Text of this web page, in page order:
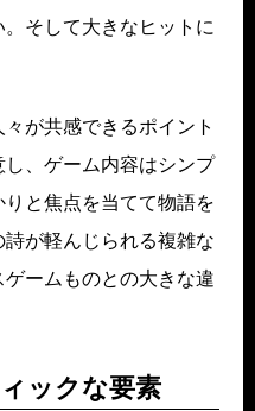
そして大きなヒットに
々が共感できるポイント
、ゲーム内容はシンプ
と焦点を当てて物語を
が軽んじられる複雑な
ームものとの大きな違
ックな要素